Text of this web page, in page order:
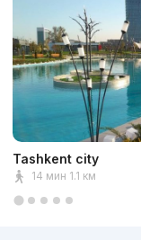
Tashkent city
14 мин 1.1 км